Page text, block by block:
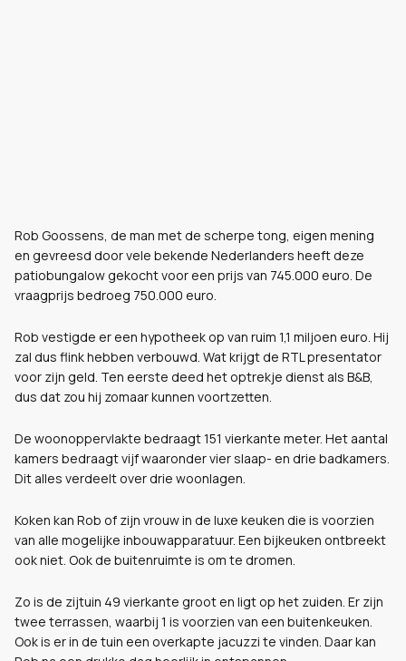
Rob Goossens, de man met de scherpe tong, eigen mening
en gevreesd door vele bekende Nederlanders heeft deze
patiobungalow gekocht voor een prijs van 745.000 euro. De
vraagprijs bedroeg 750.000 euro.
Rob vestigde er een hypotheek op van ruim 1,1 miljoen euro. Hij
zal dus flink hebben verbouwd. Wat krijgt de RTL presentator
voor zijn geld. Ten eerste deed het optrekje dienst als B&B,
dus dat zou hij zomaar kunnen voortzetten.
De woonoppervlakte bedraagt 151 vierkante meter. Het aantal
kamers bedraagt vijf waaronder vier slaap- en drie badkamers.
Dit alles verdeelt over drie woonlagen.
Koken kan Rob of zijn vrouw in de luxe keuken die is voorzien
van alle mogelijke inbouwapparatuur. Een bijkeuken ontbreekt
ook niet. Ook de buitenruimte is om te dromen.
Zo is de zijtuin 49 vierkante groot en ligt op het zuiden. Er zijn
twee terrassen, waarbij 1 is voorzien van een buitenkeuken.
Ook is er in de tuin een overkapte jacuzzi te vinden. Daar kan